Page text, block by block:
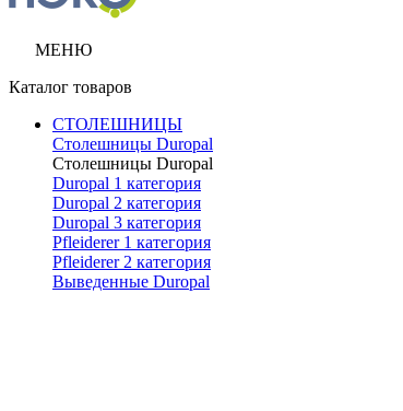
МЕНЮ
Каталог товаров
СТОЛЕШНИЦЫ
Столешницы Duropal
Столешницы Duropal
Duropal 1 категория
Duropal 2 категория
Duropal 3 категория
Pfleiderer 1 категория
Pfleiderer 2 категория
Выведенные Duropal